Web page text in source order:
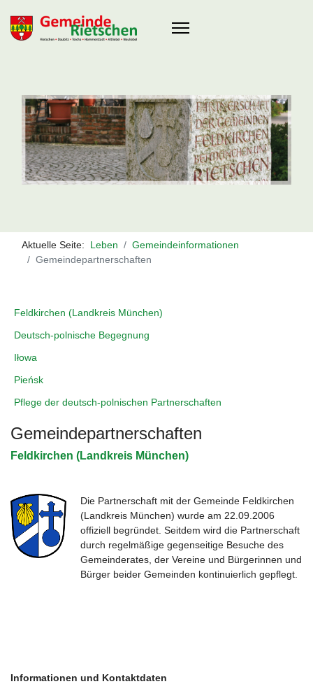
Aktuelle Seite: Leben
Gemeindeinformationen
Gemeindepartnerschaften
Feldkirchen (Landkreis München)
Deutsch-polnische Begegnung
Iłowa
Pieńsk
Pflege der deutsch-polnischen Partnerschaften
Gemeindepartnerschaften
Feldkirchen (Landkreis München)
Die Partnerschaft mit der Gemeinde Feldkirchen
(Landkreis München) wurde am 22.09.2006
offiziell begründet. Seitdem wird die Partnerschaft
durch regelmäßige gegenseitige Besuche des
Gemeinderates, der Vereine und Bürgerinnen und
Bürger beider Gemeinden kontinuierlich gepflegt.
Informationen und Kontaktdaten